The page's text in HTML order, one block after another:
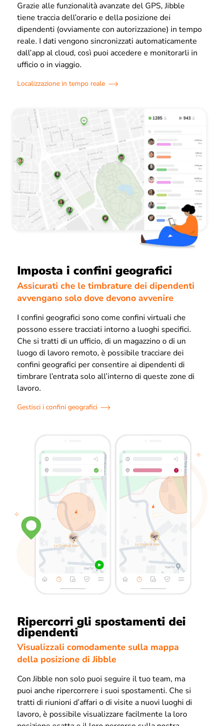
Grazie alle funzionalità avanzate del GPS, Jibble
tiene traccia dell’orario e della posizione dei
dipendenti (ovviamente con autorizzazione) in tempo
reale. I dati vengono sincronizzati automaticamente
dall’app al cloud, così puoi accedere e monitorarli in
ufficio o in viaggio.
Localizzazione in tempo reale
Imposta i confini geografici
Assicurati che le timbrature dei dipendenti
avvengano solo dove devono avvenire
I confini geografici sono come confini virtuali che
possono essere tracciati intorno a luoghi specifici.
Che si tratti di un ufficio, di un magazzino o di un
luogo di lavoro remoto, è possibile tracciare dei
confini geografici per consentire ai dipendenti di
timbrare l’entrata solo all’interno di queste zone di
lavoro.
Gestisci i confini geografici
Ripercorri gli spostamenti dei
dipendenti
Visualizzali comodamente sulla mappa
della posizione di Jibble
Con Jibble non solo puoi seguire il tuo team, ma
puoi anche ripercorrere i suoi spostamenti. Che si
tratti di riunioni d’affari o di visite a nuovi luoghi di
lavoro, è possibile visualizzare facilmente la loro